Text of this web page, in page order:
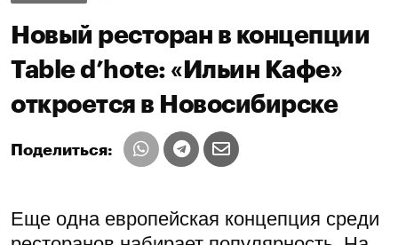
Новый ресторан в концепции
Table d’hote: «Ильин Кафе»
откроется в Новосибирске
Поделиться:
Еще одна европейская концепция среди